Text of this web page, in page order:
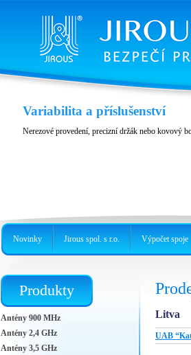
Variabilita a příslušenství
Nerezové provedení, precizní držák nebo kovový
Litva
UAB
Produkty
Antény 900 MHz
Antény 2,4 GHz
Antény 3,5 GHz
Novinky Jirous spol. s r.o. Výpočet spoje